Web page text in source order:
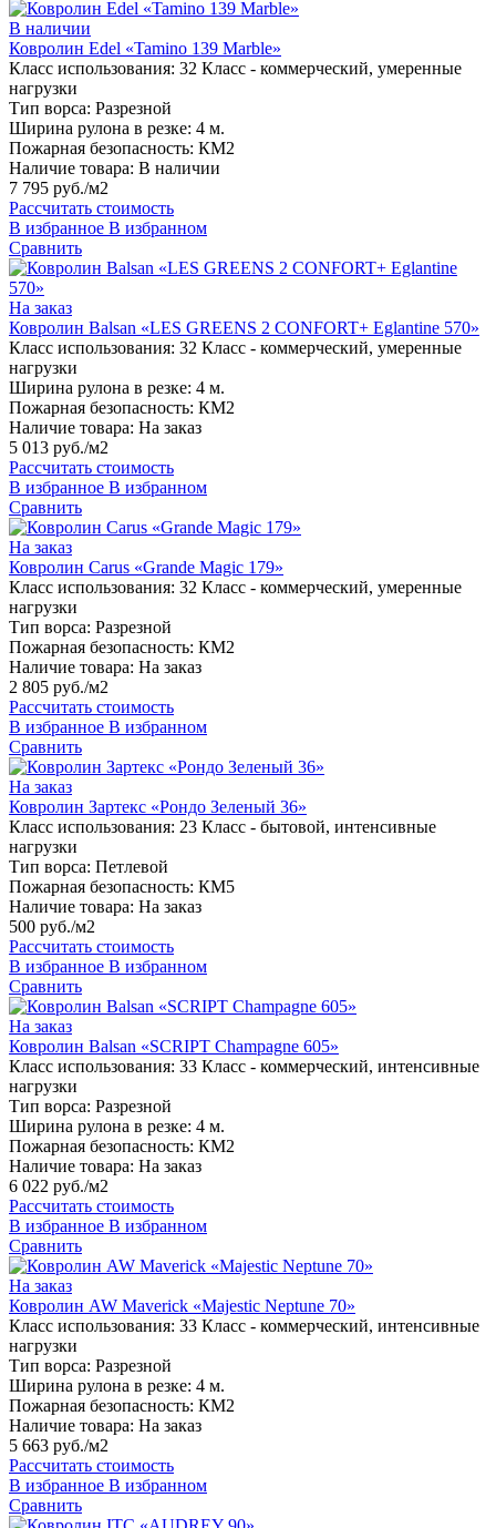
В наличии
Ковролин Edel «Tamino 139 Marble»
Класс использования: 32 Класс - коммерческий, умеренные
нагрузки
Тип ворса: Разрезной
Ширина рулона в резке: 4 м.
Пожарная безопасность: КМ2
Наличие товара: В наличии
7 795 руб./м2
Рассчитать стоимость
В избранное В избранном
Сравнить
На заказ
Ковролин Balsan «LES GREENS 2 CONFORT+ Eglantine 570»
Класс использования: 32 Класс - коммерческий, умеренные
нагрузки
Ширина рулона в резке: 4 м.
Пожарная безопасность: КМ2
Наличие товара: На заказ
5 013 руб./м2
Рассчитать стоимость
В избранное В избранном
Сравнить
На заказ
Ковролин Carus «Grande Magic 179»
Класс использования: 32 Класс - коммерческий, умеренные
нагрузки
Тип ворса: Разрезной
Пожарная безопасность: КМ2
Наличие товара: На заказ
2 805 руб./м2
Рассчитать стоимость
В избранное В избранном
Сравнить
На заказ
Ковролин Зартекс «Рондо Зеленый 36»
Класс использования: 23 Класс - бытовой, интенсивные
нагрузки
Тип ворса: Петлевой
Пожарная безопасность: КМ5
Наличие товара: На заказ
500 руб./м2
Рассчитать стоимость
В избранное В избранном
Сравнить
На заказ
Ковролин Balsan «SCRIPT Champagne 605»
Класс использования: 33 Класс - коммерческий, интенсивные
нагрузки
Тип ворса: Разрезной
Ширина рулона в резке: 4 м.
Пожарная безопасность: КМ2
Наличие товара: На заказ
6 022 руб./м2
Рассчитать стоимость
В избранное В избранном
Сравнить
На заказ
Ковролин AW Maverick «Majestic Neptune 70»
Класс использования: 33 Класс - коммерческий, интенсивные
нагрузки
Тип ворса: Разрезной
Ширина рулона в резке: 4 м.
Пожарная безопасность: КМ2
Наличие товара: На заказ
5 663 руб./м2
Рассчитать стоимость
В избранное В избранном
Сравнить